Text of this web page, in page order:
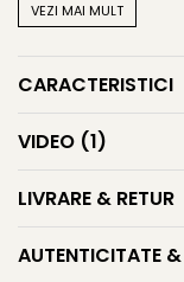
fiind o alegere
sofisticată.
decercei cu perle
Caracteristici
Tipul perlei:
VEZI MAI MULT
CARACTERISTICI
VIDEO (1)
LIVRARE & RETUR
AUTENTICITATE